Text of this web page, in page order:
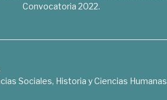
Convocatoria 2022.
Sociales, Historia y Ciencias Humanas